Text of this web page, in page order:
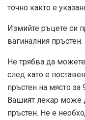
точно както е
Измийте ръцете си
вагиналния пръстен.
Не трябва да
след като е
пръстен на място за
Вашият лекар може
пръстен. Не е